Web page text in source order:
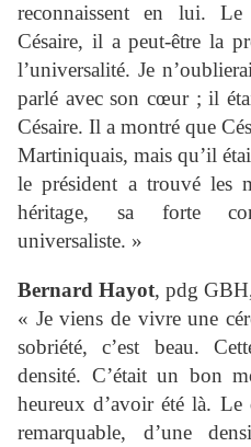
reconnaissent en lui.
Césaire, il a peut-être la
l’universalité. Je
parlé avec son cœur ; il
Césaire. Il a montré que
Martiniquais, mais qu’il
le président a trouvé les
héritage, sa forte
universaliste. »
Bernard Hayot, pdg
« Je viens de vivre une
sobriété, c’est beau.
densité. C’était un bon
heureux d’avoir été là. Le
remarquable, d’une